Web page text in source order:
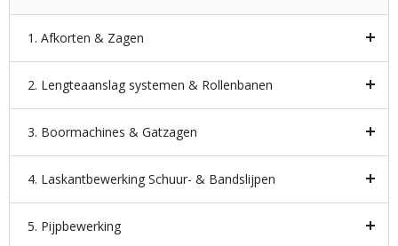
1. Afkorten & Zagen
2. Lengteaanslag systemen & Rollenbanen
3. Boormachines & Gatzagen
4. Laskantbewerking Schuur- & Bandslijpen
5. Pijpbewerking